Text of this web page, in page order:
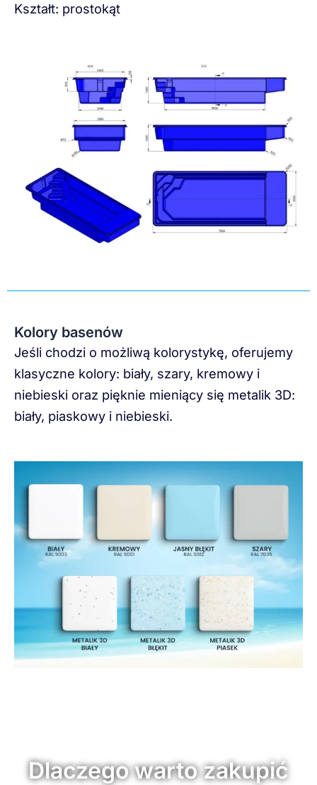
Kształt: prostokąt
Kolory basenów
Jeśli chodzi o możliwą kolorystykę, oferujemy
klasyczne kolory: biały, szary, kremowy i
niebieski oraz pięknie mieniący się metalik 3D:
biały, piaskowy i niebieski.
Dlaczego warto zakupić